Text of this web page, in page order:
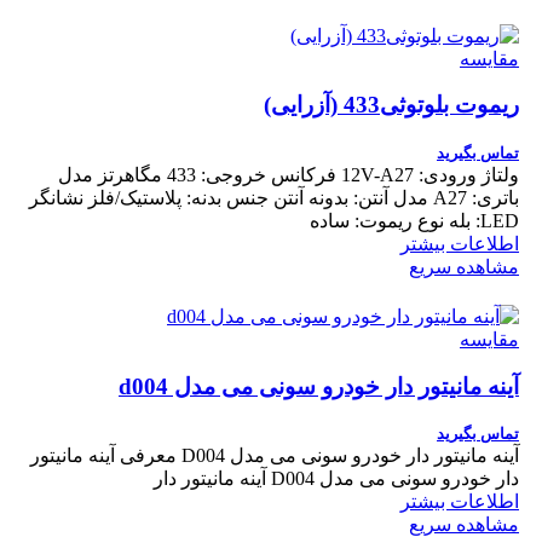
مقایسه
ریموت بلوتوثی433 (آزرایی)
تماس بگیرید
ولتاژ ورودی: 12V-A27 فرکانس خروجی: 433 مگاهرتز مدل
باتری: A27 مدل آنتن: بدونه آنتن جنس بدنه: پلاستیک/فلز نشانگر
LED: بله نوع ریموت: ساده
اطلاعات بیشتر
مشاهده سریع
مقایسه
آینه مانیتور دار خودرو سونی می مدل d004
تماس بگیرید
آینه مانیتور دار خودرو سونی می مدل D004 معرفی آینه مانیتور
دار خودرو سونی می مدل D004 آینه مانیتور دار
اطلاعات بیشتر
مشاهده سریع